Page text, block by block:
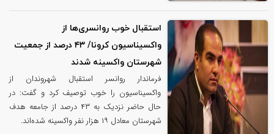
استقبال خوب روانسری‌ها از
واکسیناسیون کرونا/ ۴۳ درصد از جمعیت
شهرستان واکسینه شدند
فرماندار روانسر استقبال شهروندان از
واکسیناسیون را خوب توصیف کرد و گفت: در
حال حاضر نزدیک به ۴۳ درصد از جامعه هدف
شهرستان معادل ۱۹ هزار نفر واکسینه شده‌اند.